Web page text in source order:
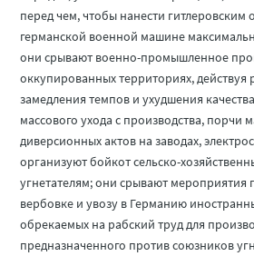
перед чем, чтобы нанести гитлеровским
германской военной машине
они срывают военно-промышленное
оккупированных территориях,
замедления темпов и ухудшения
массового ухода с производства, порчи
диверсионных актов на заводах,
организуют бойкот сельско-
угнетателям; они срывают мероприятия
вербовке и увозу в Германию
обрекаемых на рабский труд для
предназначенного против союзников